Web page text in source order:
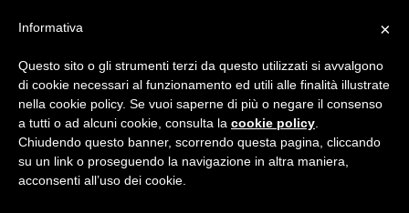
3698
×
Informativa
Questo sito o gli strumenti terzi da questo utilizzati si avvalgono
di cookie necessari al funzionamento ed utili alle finalità illustrate
nella cookie policy. Se vuoi saperne di più o negare il consenso
a tutti o ad alcuni cookie, consulta la cookie policy
Chiudendo questo banner, scorrendo questa pagina, cliccando
su un link o proseguendo la navigazione in altra maniera,
acconsenti all’uso dei cookie.